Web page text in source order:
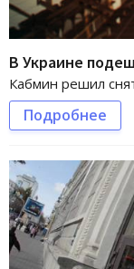
В Украине
Кабмин решил
Подробнее